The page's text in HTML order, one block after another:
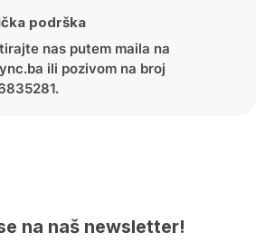
podrška
nas putem maila na
ili pozivom na broj
na naš newsletter!